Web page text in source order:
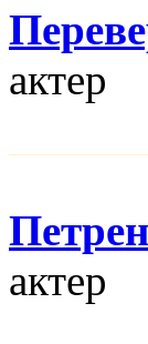
актер
актер